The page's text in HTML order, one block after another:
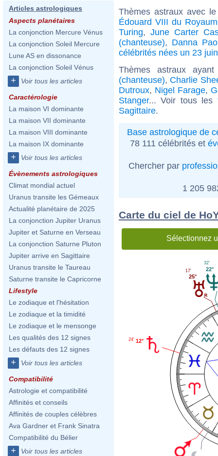
Articles astrologiques
Aspects planétaires
La conjonction Mercure Vénus
La conjonction Soleil Mercure
Lune AS en dissonance
La conjonction Soleil Vénus
+ Voir tous les articles
Caractérologie
La maison VI dominante
La maison VII dominante
La maison VIII dominante
La maison IX dominante
+ Voir tous les articles
Évènements astrologiques
Climat mondial actuel
Uranus transite les Gémeaux
Actualité planétaire de 2025
La conjonction Jupiter Uranus
Jupiter et Saturne en Verseau
La conjonction Saturne Pluton
Jupiter arrive en Sagittaire
Uranus transite le Taureau
Saturne transite le Capricorne
Lifestyle
Le zodiaque et l'hésitation
Le zodiaque et la timidité
Le zodiaque et le mensonge
Les qualités des 12 signes
Les défauts des 12 signes
+ Voir tous les articles
Compatibilité
Astrologie et compatibilité
Affinités et conseils
Affinités de couples célèbres
Ava Gardner et Frank Sinatra
Compatibilité du Bélier
+ Voir tous les articles
Thèmes astraux avec
Édouard VIII du
Turing,June Carter
(chanteuse), Danna
célébrités nées un 23 juin
Thèmes astraux
(chanteuse), Charlie
Dutroux, Nigel Farage,
Stanger... Voir tous les
Sagittaire.
Base astrologique de
78 111 célébrités et
Chercher par
1 205
Carte du ciel de
Sélectionnez
22°
32'
25°
17'
12°
24'